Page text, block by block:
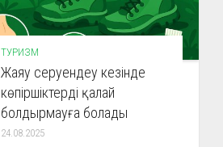
ТУРИЗМ
Жаяу серуендеу кезінде
көпіршіктерді қалай
болдырмауға болады
24.08.2025